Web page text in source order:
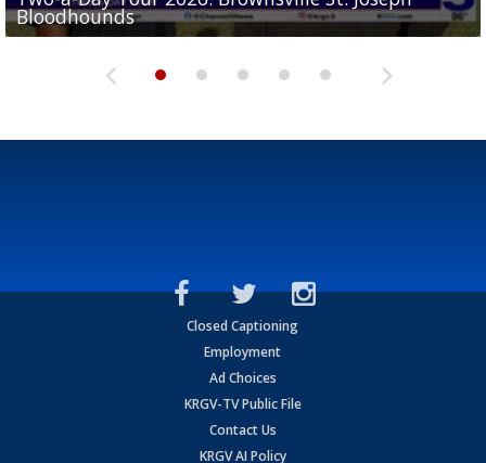
Bloodhounds
Bloodhounds
Two-a-Day Tour 2026: Sharyland Rattlers
Tavian Cord
Two-a-Day Tour 2026: Raymondville Bearkats
Closed Captioning
Employment
Ad Choices
KRGV-TV Public File
Contact Us
KRGV AI Policy